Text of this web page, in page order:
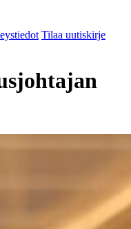
Tilaa uutiskirje